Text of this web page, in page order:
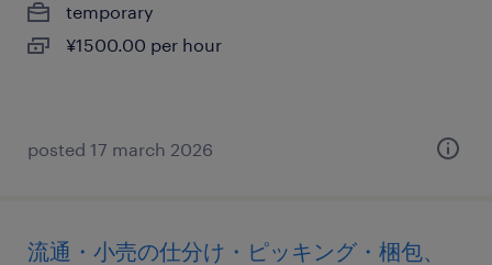
temporary
¥1500.00 per hour
posted 17 march 2026
流通・小売の仕分け・ピッキング・梱包、